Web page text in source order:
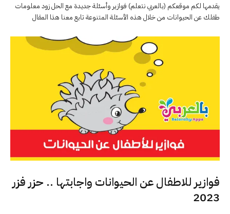
يقدمها لكم موقعكم (بالعربي نتعلم) فوازير وأسئلة جديدة مع الحل زود معلومات
طفلك عن الحيوانات من خلال هذه الأسئلة المتنوعة تابع معنا هذا المقال
فوازير للاطفال عن الحيوانات واجابتها .. حزر فزر
2023